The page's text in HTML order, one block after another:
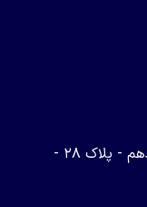
تهران - ولنجک - نبش خیابان چهاردهم - پلاک ۲۸ -